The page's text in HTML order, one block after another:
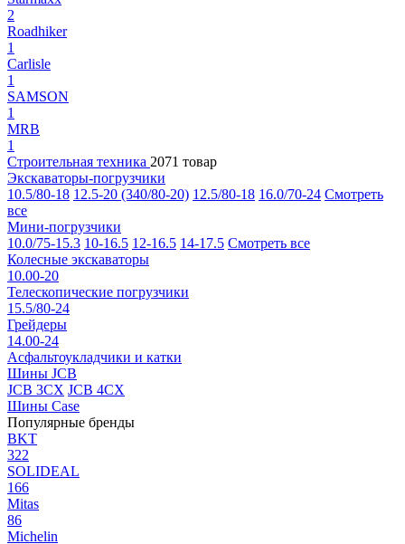
2
Roadhiker
1
Carlisle
1
SAMSON
1
MRB
1
Строительная техника 2071 товар
Экскаваторы-погрузчики
10.5/80-18 12.5-20 (340/80-20) 12.5/80-18 16.0/70-24 Смотреть
все
Мини-погрузчики
10.0/75-15.3 10-16.5 12-16.5 14-17.5 Смотреть все
Колесные экскаваторы
10.00-20
Телескопические погрузчики
15.5/80-24
Грейдеры
14.00-24
Асфальтоукладчики и катки
Шины JCB
JCB 3CX JCB 4CX
Шины Case
Популярные бренды
BKT
322
SOLIDEAL
166
Mitas
86
Michelin